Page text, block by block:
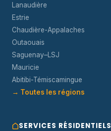
Lanaudière
Estrie
Chaudière-Appalaches
Outaouais
Saguenay–LSJ
Mauricie
Abitibi-Témiscamingue
→ Toutes les régions
SERVICES RÉSIDENTIELS